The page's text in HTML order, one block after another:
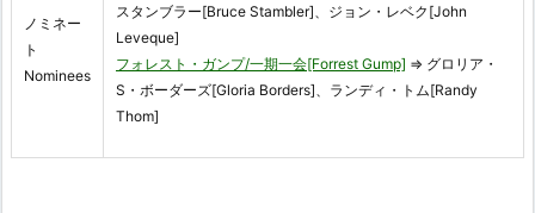
ノミネー
ト
Nominees
スタンブラー[Bruce Stambler]、ジョン・レベク[John
Leveque]
フォレスト・ガンプ/一期一会[Forrest Gump] ⇒ グロリア・
S・ボーダーズ[Gloria Borders]、ランディ・トム[Randy
Thom]